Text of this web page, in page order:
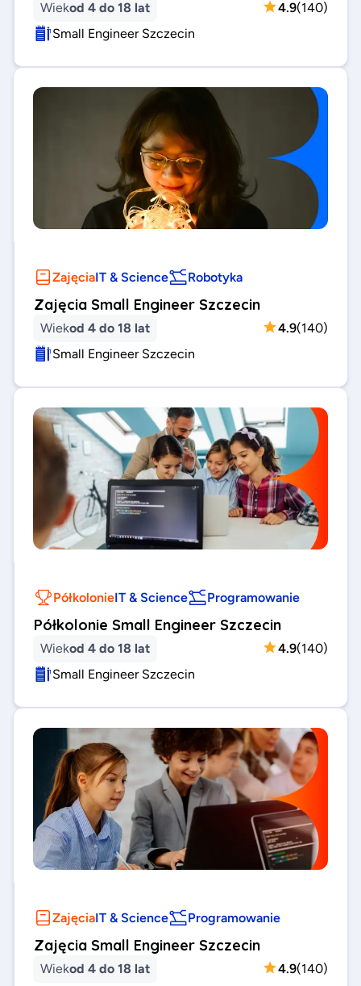
Wiekod 4 do 18 lat 4.9(140)
Small Engineer Szczecin
ZajęciaIT & Science Robotyka
Zajęcia Small Engineer Szczecin
Wiekod 4 do 18 lat 4.9(140)
Small Engineer Szczecin
PółkolonieIT & Science Programowanie
Półkolonie Small Engineer Szczecin
Wiekod 4 do 18 lat 4.9(140)
Small Engineer Szczecin
ZajęciaIT & Science Programowanie
Zajęcia Small Engineer Szczecin
Wiekod 4 do 18 lat 4.9(140)